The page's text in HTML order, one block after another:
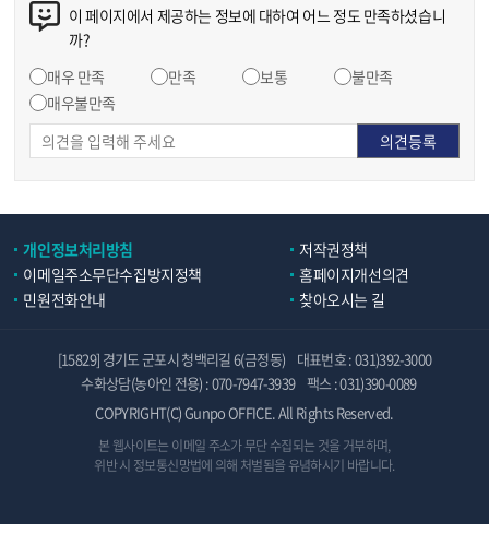
이 페이지에서 제공하는 정보에 대하여 어느 정도 만족하셨습니
까?
매우 만족
만족 보통
불만족
매우불만족
개인정보처리방침
저작권정책
이메일주소무단수집방지정책
홈페이지개선의견
민원전화안내
찾아오시는 길
[15829] 경기도 군포시 청백리길 6(금정동)
대표번호 : 031)392-3000
수화상담(농아인 전용) : 070-7947-3939 팩스 : 031)390-0089
COPYRIGHT(C) Gunpo OFFICE. All Rights Reserved.
본 웹사이트는 이메일 주소가 무단 수집되는 것을 거부하며,
위반 시 정보통신망법에 의해 처벌됨을 유념하시기 바랍니다.